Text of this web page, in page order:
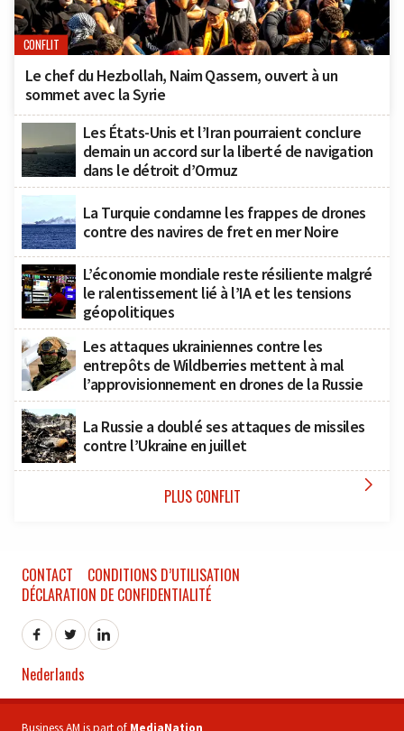
CONFLIT
Le chef du Hezbollah, Naim Qassem, ouvert à un
sommet avec la Syrie
Les États-Unis et l’Iran pourraient conclure
demain un accord sur la liberté de navigation
dans le détroit d’Ormuz
La Turquie condamne les frappes de drones
contre des navires de fret en mer Noire
L’économie mondiale reste résiliente malgré
le ralentissement lié à l’IA et les tensions
géopolitiques
Les attaques ukrainiennes contre les
entrepôts de Wildberries mettent à mal
l’approvisionnement en drones de la Russie
La Russie a doublé ses attaques de missiles
contre l’Ukraine en juillet
PLUS CONFLIT 
CONTACT
CONDITIONS D’UTILISATION
DÉCLARATION DE CONFIDENTIALITÉ
Nederlands